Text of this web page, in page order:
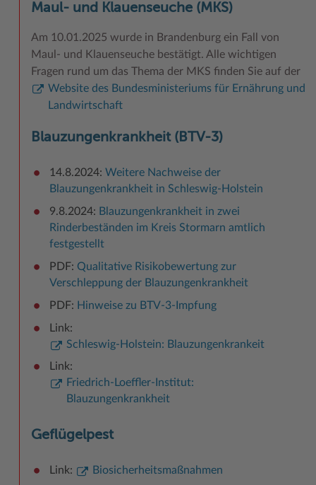
Maul- und Klauenseuche (MKS)
Am 10.01.2025 wurde in Brandenburg ein Fall von
Maul- und Klauenseuche bestätigt. Alle wichtigen
Fragen rund um das Thema der MKS finden Sie auf der
Website des Bundesministeriums für Ernährung und
Landwirtschaft
Blauzungenkrankheit (BTV-3)
14.8.2024:Weitere Nachweise der
Blauzungenkrankheit in Schleswig-Holstein
9.8.2024: Blauzungenkrankheit in zwei
Rinderbeständen im Kreis Stormarn amtlich
festgestellt
PDF: Qualitative Risikobewertung zur
Verschleppung der Blauzungenkrankheit
PDF: Hinweise zu BTV-3-Impfung
Link:
Schleswig-Holstein: Blauzungenkrankeit
Link:
Friedrich-Loeffler-Institut:
Blauzungenkrankheit
Geflügelpest
Link: Biosicherheitsmaßnahmen